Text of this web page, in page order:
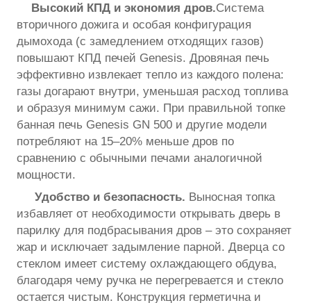
Высокий КПД и экономия дров.Система
вторичного дожига и особая конфигурация
дымохода (с замедлением отходящих газов)
повышают КПД печей Genesis. Дровяная печь
эффективно извлекает тепло из каждого полена:
газы догарают внутри, уменьшая расход топлива
и образуя минимум сажи. При правильной топке
банная печь Genesis GN 500 и другие модели
потребляют на 15–20% меньше дров по
сравнению с обычными печами аналогичной
мощности.
Удобство и безопасность. Выносная топка
избавляет от необходимости открывать дверь в
парилку для подбрасывания дров – это сохраняет
жар и исключает задымление парной. Дверца со
стеклом имеет систему охлаждающего обдува,
благодаря чему ручка не перегревается и стекло
остается чистым. Конструкция герметична и